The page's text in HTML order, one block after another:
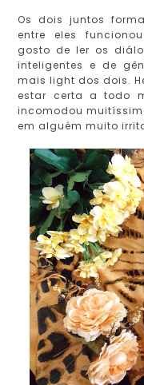
Os dois juntos
entre eles
gosto de ler os
inteligentes e de
mais light dos dois.
estar certa a todo
incomodou
em alguém muito